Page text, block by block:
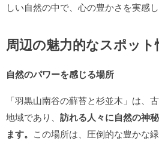
しい自然の中で、心の豊かさを実感し
周辺の魅力的なスポット
自然のパワーを感じる場所
「羽黒山南谷の蘚苔と杉並木」は、
地域であり、 訪れる人々に自然の神
ます。 この場所は、圧倒的な豊かな